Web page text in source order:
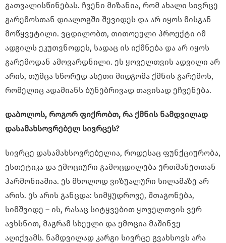
გათვალისწინებას. ჩვენი მიზანია, რომ ახალი სივრცე
გარემოსთან დიალოგში შევიდეს და არ იყოს მისგან
მოწყვეტილი. ვცდილობთ, თითოეული პროექტი იმ
ადგილს ეკუთვნოდეს, სადაც ის იქმნება და არ იყოს
გარემოდან ამოვარდნილი. ეს ყოველთვის ადვილი არ
არის, თუმცა სწორედ ასეთი მიდგომა ქმნის გარემოს,
რომელიც ადამიანს ბუნებრივად თავისად ეჩვენება.
დაბოლოს, როგორ ფიქრობთ, რა ქმნის ნამდვილად
დასამახსოვრებელ სივრცეს?
სივრცე დასამახსოვრებელია, როდესაც ფუნქციურობა,
ესთეტიკა და ემოციური გამოცდილება ერთმანეთთან
ჰარმონიაშია. ეს მხოლოდ ვიზუალური სილამაზე არ
არის. ეს არის განცდა: სიმყუდროვე, შთაგონება,
სიმშვიდე – ის, რასაც სიტყვებით ყოველთვის ვერ
ავხსნით, მაგრამ სხეული და ემოცია მაშინვე
აღიქვამს. ნამდვილად კარგი სივრცე გვახსოვს არა